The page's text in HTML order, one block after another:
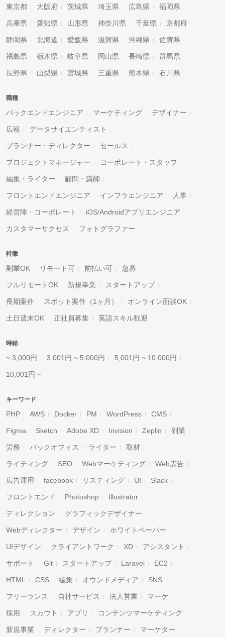
東京都 大阪府 茨城県 埼玉県 広島県 福岡県
兵庫県 愛知県 山形県 神奈川県 千葉県 京都府
静岡県 北海道 愛媛県 滋賀県 沖縄県 佐賀県
福島県 栃木県 岐阜県 岡山県 長崎県 群馬県
長野県 山梨県 宮城県 三重県 熊本県 石川県
職種
バックエンドエンジニア マーケティング デザイナー
広報 データサイエンティスト
プランナー・ディレクター セールス
プロジェクトマネージャー コーポレート・スタッフ
編集・ライター 顧問・講師
フロントエンドエンジニア インフラエンジニア 人事
経営陣・コーポレート iOS/Androidアプリエンジニア
カスタマーサクセス フォトグラファー
特徴
副業OK リモート可 前払い可 急募
フルリモートOK 新規事業 スタートアップ
長期案件 スポット案件（1ヶ月） オンライン面談OK
土日週末OK 正社員募集 英語スキル歓迎
時給
~ 3,000円 3,001円 ~ 5,000円 5,001円 ~ 10,000円
10,001円 ~
キーワード
PHP AWS Docker PM WordPress CMS
Figma Sketch Adobe XD Invision Zeplin 副業
労務 バックオフィス ライター 取材
ライティング SEO Webマーケティング Web広告
広告運用 facebook リスティング UI Slack
フロントエンド Photoshop Illustrator
ディレクション グラフィックデザイナー
Webディレクター デザイン ホワイトペーパー
UIデザイン クライアントワーク XD アシスタント
サポート Git スタートアップ Laravel EC2
HTML CSS 編集 オウンドメディア SNS
フリーランス 自社サービス 法人営業 マーケ
採用 スカウト アプリ コンテンツマーケティング
新規事業 ディレクター プランナー マーケター